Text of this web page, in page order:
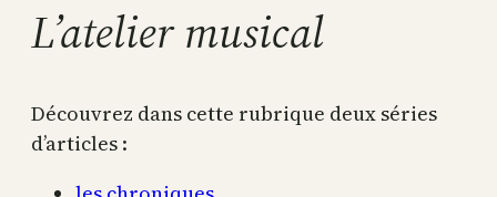
L’atelier musical
Découvrez dans cette rubrique deux séries
d’articles :